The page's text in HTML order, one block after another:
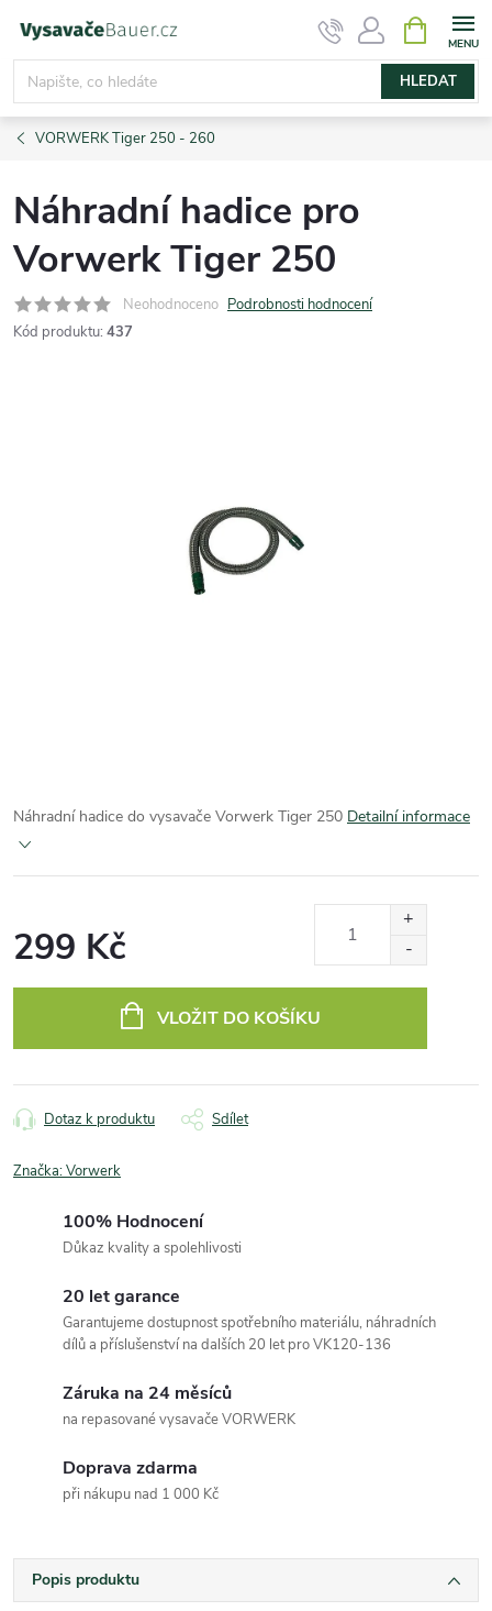
obsah
HLEDAT
NÁKUPNÍ
KOŠÍK
VORWERK Tiger 250 - 260
Náhradní hadice pro
Vorwerk Tiger 250
Neohodnoceno Podrobnosti hodnocení
Kód produktu: 437
Náhradní hadice do vysavače Vorwerk Tiger 250 Detailní informace
299 Kč
VLOŽIT DO KOŠÍKU
Dotaz k produktu Sdílet
Značka:Vorwerk
100% Hodnocení
Důkaz kvality a spolehlivosti
20 let garance
Garantujeme dostupnost spotřebního materiálu, náhradních
dílů a příslušenství na dalších 20 let pro VK120-136
Záruka na 24 měsíců
na repasované vysavače VORWERK
Doprava zdarma
při nákupu nad 1 000 Kč
Popis produktu